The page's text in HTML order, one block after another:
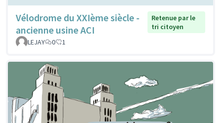
Vélodrome du XXIème siècle -
ancienne usine ACI
Retenue par le
tri citoyen
LEJAY
0 1